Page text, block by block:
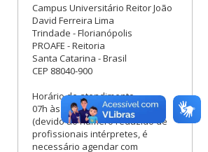
Campus Universitário Reitor João
David Ferreira Lima
Trindade - Florianópolis
PROAFE - Reitoria
Santa Catarina - Brasil
CEP 88040-900​
Horário de atendimento
07h às 19h
(devido ao número reduzido de
profissionais intérpretes, é
necessário agendar com